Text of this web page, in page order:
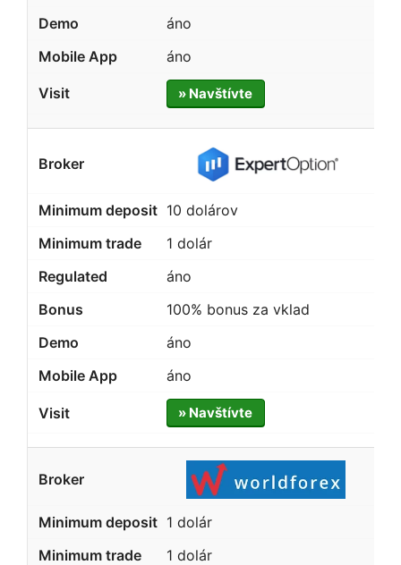
áno
áno
» Navštívte
10 dolárov
1 dolár
áno
100% bonus za vklad
áno
áno
» Navštívte
1 dolár
1 dolár